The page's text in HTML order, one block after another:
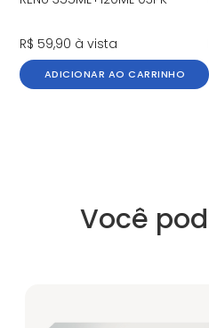
R$ 59,90 à vista
ADICIONAR AO CARRINHO
Você